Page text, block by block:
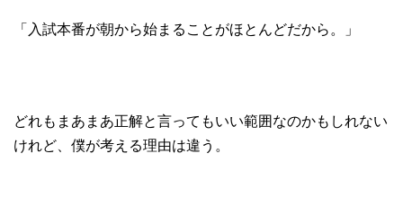
「入試本番が朝から始まることがほとんどだから。」
どれもまあまあ正解と言ってもいい範囲なのかもしれない
けれど、僕が考える理由は違う。